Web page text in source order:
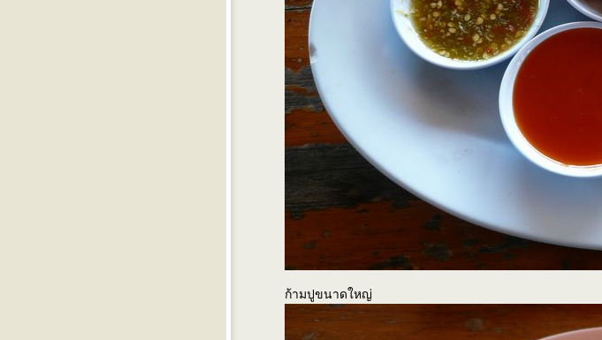
ก้ามปูขนาดใหญ่